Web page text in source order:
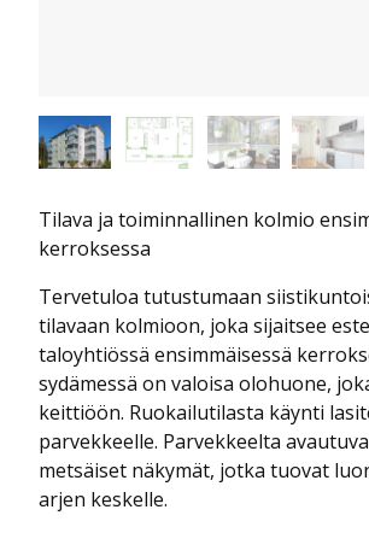
Tilava ja toiminnallinen kolmio
kerroksessa
Tervetuloa tutustumaan
tilavaan kolmioon, joka sijaitsee
taloyhtiössä ensimmäisessä
sydämessä on valoisa olohuone,
keittiöön. Ruokailutilasta käynti
parvekkeelle. Parvekkeelta
metsäiset näkymät, jotka tuovat
arjen keskelle.